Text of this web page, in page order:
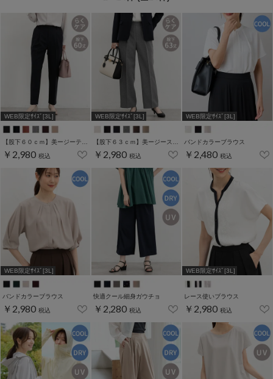
WEB限定ｻｲｽﾞ[3L]
￥2,980 税込
WEB限定ｻｲｽﾞ[3L]
￥2,980 税込
WEB限定ｻｲｽﾞ[3L]
バンドカラーブラウス
￥2,480 税込
WEB限定ｻｲｽﾞ[3L]
バンドカラーブラウス
￥2,980 税込
快適クール細身ガウチョ
￥2,280 税込
WEB限定ｻｲｽﾞ[3L]
レース使いブラウス
￥2,980 税込